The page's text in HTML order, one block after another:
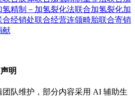
氢精制－加氢裂化法联合加氢裂化加
合经销处联合经营连颌畸胎联合寄销
献
明
队维护，部分内容采用 AI 辅助生